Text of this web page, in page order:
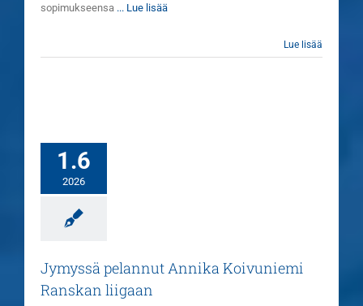
sopimukseensa ... Lue lisää
Lue lisää
1.6
2026
Jymyssä pelannut Annika Koivuniemi
Ranskan liigaan